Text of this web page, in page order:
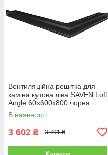
Вентиляційна решітка для
каміна кутова ліва SAVEN Loft
Angle 60х600х800 чорна
В наявності
3 602 ₴ 3 791 ₴